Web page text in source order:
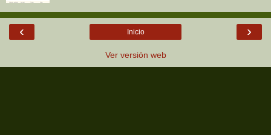
‹ ›
Inicio
Ver versión web